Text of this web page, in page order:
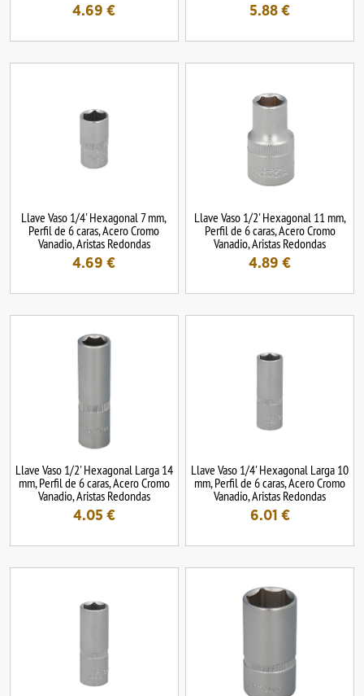
4.69 € 5.88 €
Llave Vaso 1/4' Hexagonal 7 mm,
Perfil de 6 caras, Acero Cromo
Vanadio, Aristas Redondas
4.69 €
Llave Vaso 1/2' Hexagonal 11 mm,
Perfil de 6 caras, Acero Cromo
Vanadio, Aristas Redondas
4.89 €
Llave Vaso 1/2' Hexagonal Larga 14
mm, Perfil de 6 caras, Acero Cromo
Vanadio, Aristas Redondas
4.05 €
Llave Vaso 1/4' Hexagonal Larga 10
mm, Perfil de 6 caras, Acero Cromo
Vanadio, Aristas Redondas
6.01 €